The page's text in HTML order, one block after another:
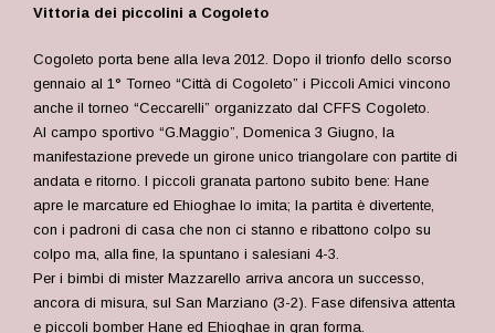
Vittoria dei piccolini a Cogoleto
Cogoleto porta bene alla leva 2012. Dopo il trionfo dello scorso
gennaio al 1° Torneo “Città di Cogoleto” i Piccoli Amici vincono
anche il torneo “Ceccarelli” organizzato dal CFFS Cogoleto.
Al campo sportivo “G.Maggio”, Domenica 3 Giugno, la
manifestazione prevede un girone unico triangolare con partite di
andata e ritorno. I piccoli granata partono subito bene: Hane
apre le marcature ed Ehioghae lo imita; la partita è divertente,
con i padroni di casa che non ci stanno e ribattono colpo su
colpo ma, alla fine, la spuntano i salesiani 4-3.
Per i bimbi di mister Mazzarello arriva ancora un successo,
ancora di misura, sul San Marziano (3-2). Fase difensiva attenta
e piccoli bomber Hane ed Ehioghae in gran forma.